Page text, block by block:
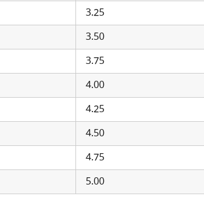
3.25
3.50
3.75
4.00
4.25
4.50
4.75
5.00